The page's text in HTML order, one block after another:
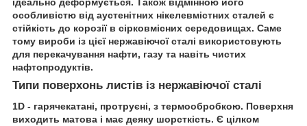
ідеально деформується. Також відмінною його
особливістю від аустенітних нікелевмістних сталей є
стійкість до корозії в сірковмісних середовищах. Саме
тому вироби із цієї нержавіючої сталі використовують
для перекачування нафти, газу та навіть чистих
нафтопродуктів.
Типи поверхонь листів із нержавіючої сталі
1D - гарячекатані, протруєні, з термообробкою. Поверхня
виходить матова і має деяку шорсткість. Є цілком